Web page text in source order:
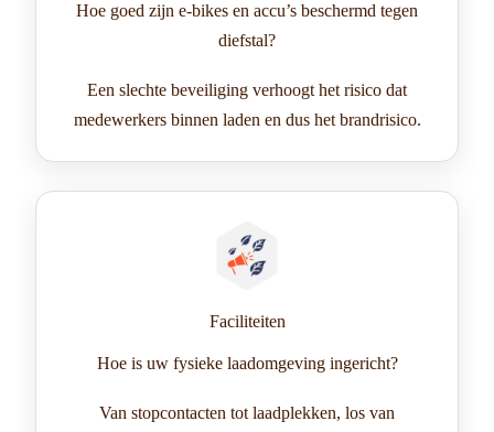
Hoe goed zijn e-bikes en accu’s beschermd tegen
diefstal?
Een slechte beveiliging verhoogt het risico dat
medewerkers binnen laden en dus het brandrisico.
Faciliteiten
Hoe is uw fysieke laadomgeving ingericht?
Van stopcontacten tot laadplekken, los van